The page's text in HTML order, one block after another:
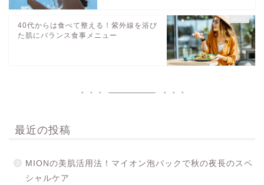
40代からは食べて整える！紫外線を浴び
た肌にバランス食事メニュー
最近の投稿
MIONの美肌活用法！マイオン泡パックで秋の夜長のスペ
シャルケア